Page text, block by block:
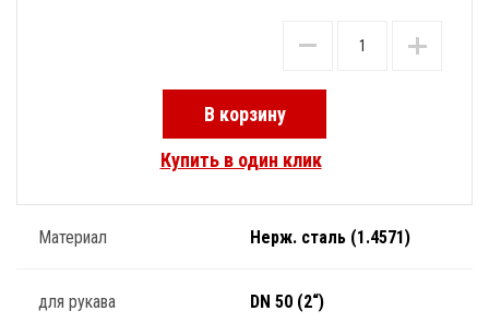
В корзину
Купить в один клик
Материал Нерж. сталь (1.4571)
для рукава DN 50 (2“)